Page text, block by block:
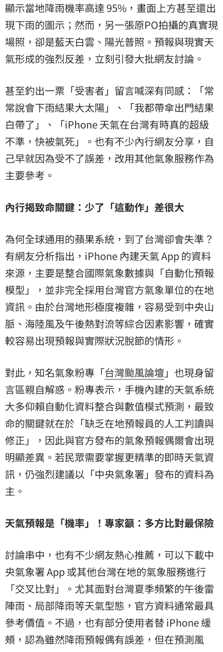
顯示當地降雨機率高達 95%，畫面上方甚至還出
現下雨的圖示；然而，另一張原PO拍攝的真實現
場照，卻是藍天白雲、陽光普照。預報與現實天
氣形成的強烈反差，立刻引發大批網友討論。
甚至釣出一票「受害者」留言喊深有同感：「常
常說會下雨結果大太陽」、「我都帶傘出門結果
白帶了」、「iPhone 天氣在台灣有時真的超級
不準，快被氣死」。也有不少內行網友分享，自
己早就因為受不了誤差，改用其他氣象服務作為
主要參考。
內行揭致命關鍵：少了「這動作」差很大
為何全球通用的蘋果系統，到了台灣卻會失準？
有網友分析指出，iPhone 內建天氣 App 的資料
來源，主要是整合國際氣象數據與「自動化預報
模型」，並非完全採用台灣官方氣象單位的在地
資訊。由於台灣地形極度複雜，容易受到中央山
脈、海陸風及午後熱對流等綜合因素影響，確實
較容易出現預報與實際狀況脫節的情形。
對此，知名氣象粉專「台灣颱風論壇 」也現身留
言區親自解惑。粉專表示，手機內建的天氣系統
大多仰賴自動化資料整合與數值模式預測，最致
命的關鍵就在於「缺乏在地預報員的人工判讀與
修正」，因此與官方發布的氣象預報偶爾會出現
明顯差異。若民眾需要掌握更精準的即時天氣資
訊，仍強烈建議以「中央氣象署」發布的資料為
主。
天氣預報是「機率」！專家籲：多方比對最保險
討論串中，也有不少網友熱心推薦，可以下載中
央氣象署 App 或其他台灣在地的氣象服務進行
「交叉比對」。尤其面對台灣夏季頻繁的午後雷
陣雨 、局部降雨等天氣型態，官方資料通常最具
參考價值。不過，也有部分使用者替 iPhone 緩
頰，認為雖然降雨預報偶有誤差，但在預測風